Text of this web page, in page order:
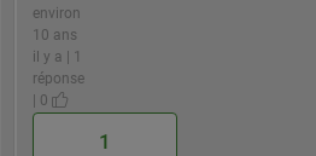
environ
10 ans
il y a | 1
réponse
| 0
1